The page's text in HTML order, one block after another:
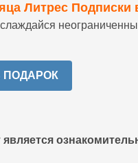
Литрес Подписки
ПОДАРОК
является